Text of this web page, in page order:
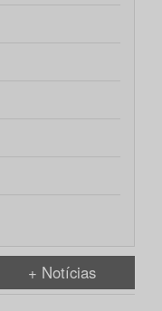
+ Notícias